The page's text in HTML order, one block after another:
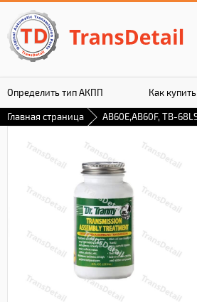
Определить тип АКПП Как купить
Гарантия
Главная страница AB60E,AB60F, TB-